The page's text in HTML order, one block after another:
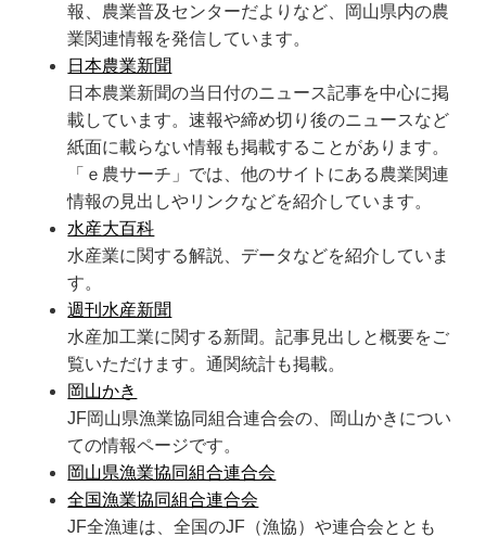
報、農業普及センターだよりなど、岡山県内の農
業関連情報を発信しています。
日本農業新聞
日本農業新聞の当日付のニュース記事を中心に掲
載しています。速報や締め切り後のニュースなど
紙面に載らない情報も掲載することがあります。
「ｅ農サーチ」では、他のサイトにある農業関連
情報の見出しやリンクなどを紹介しています。
水産大百科
水産業に関する解説、データなどを紹介していま
す。
週刊水産新聞
水産加工業に関する新聞。記事見出しと概要をご
覧いただけます。通関統計も掲載。
岡山かき
JF岡山県漁業協同組合連合会の、岡山かきについ
ての情報ページです。
岡山県漁業協同組合連合会
全国漁業協同組合連合会
JF全漁連は、全国のJF（漁協）や連合会ととも